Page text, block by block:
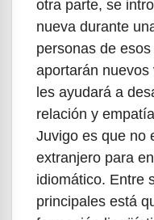
otra parte, se
nueva durante
personas de
aportarán
les ayudará a
relación y
Juvigo es que no
extranjero para
idiomático. Entre
principales está